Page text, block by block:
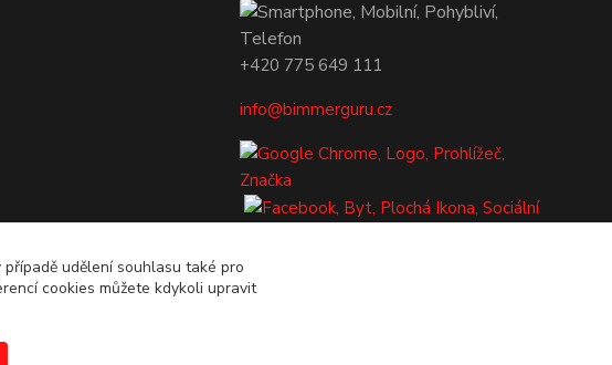
+420 775 649 111
info@bimmerguru.cz
udělení souhlasu také pro
cookies můžete kdykoli upravit